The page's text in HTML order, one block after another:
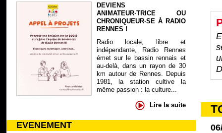
DEVIENS
ANIMATEUR·TRICE OU
CHRONIQUEUR·SE À RADIO
RENNES !
Radio locale, libre et
indépendante, Radio Rennes
émet sur le bassin rennais et
au-delà, dans un rayon de 30
km autour de Rennes. Depuis
1981, la station cultive la
même passion : la culture...
Lire la suite
EVENEMENT